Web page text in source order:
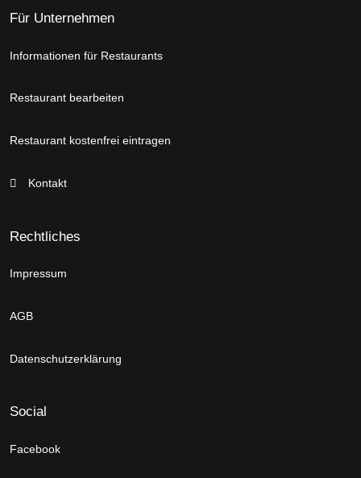
Für Unternehmen
Informationen für Restaurants
Restaurant bearbeiten
Restaurant kostenfrei eintragen
Kontakt
Rechtliches
Impressum
AGB
Datenschutzerklärung
Social
Facebook